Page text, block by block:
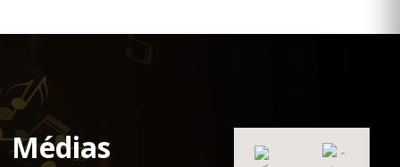
Médias